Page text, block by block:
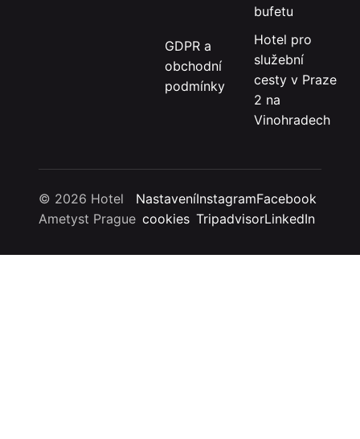
GDPR a
obchodní
podmínky
bufetu
Hotel pro
služební
cesty v Praze
2 na
Vinohradech
© 2026 Hotel
Ametyst Prague
Nastavení
cookies
InstagramFacebook
TripadvisorLinkedIn